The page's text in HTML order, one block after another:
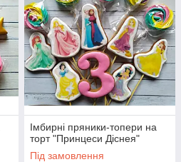
Імбирні пряники-топери на
торт "Принцеси Діснея"
Під замовлення